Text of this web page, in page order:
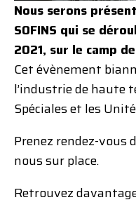
Nous serons
SOFINS qui se
2021, sur le camp
Cet évènement
l’industrie de haute
Spéciales et les
Prenez rendez-
nous sur place.
Retrouvez